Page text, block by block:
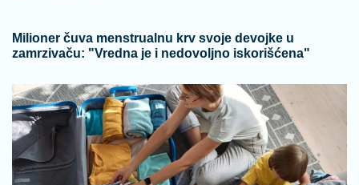
Milioner čuva menstrualnu krv svoje devojke u
zamrzivaču: "Vredna je i nedovoljno iskorišćena"